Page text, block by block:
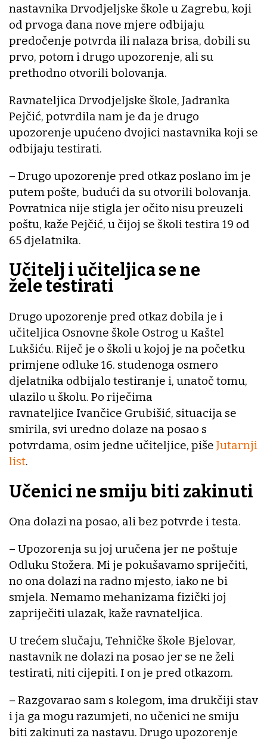
nastavnika Drvodjeljske škole u Zagrebu, koji
od prvoga dana nove mjere odbijaju
predočenje potvrda ili nalaza brisa, dobili su
prvo, potom i drugo upozorenje, ali su
prethodno otvorili bolovanja.
Ravnateljica Drvodjeljske škole, Jadranka
Pejčić, potvrdila nam je da je drugo
upozorenje upućeno dvojici nastavnika koji se
odbijaju testirati.
– Drugo upozorenje pred otkaz poslano im je
putem pošte, budući da su otvorili bolovanja.
Povratnica nije stigla jer očito nisu preuzeli
poštu, kaže Pejčić, u čijoj se školi testira 19 od
65 djelatnika.
Učitelj i učiteljica se ne
žele testirati
Drugo upozorenje pred otkaz dobila je i
učiteljica Osnovne škole Ostrog u Kaštel
Lukšiću. Riječ je o školi u kojoj je na početku
primjene odluke 16. studenoga osmero
djelatnika odbijalo testiranje i, unatoč tomu,
ulazilo u školu. Po riječima
ravnateljice Ivančice Grubišić, situacija se
smirila, svi uredno dolaze na posao s
potvrdama, osim jedne učiteljice, piše Jutarnji
list.
Učenici ne smiju biti zakinuti
Ona dolazi na posao, ali bez potvrde i testa.
– Upozorenja su joj uručena jer ne poštuje
Odluku Stožera. Mi je pokušavamo spriječiti,
no ona dolazi na radno mjesto, iako ne bi
smjela. Nemamo mehanizama fizički joj
zapriječiti ulazak, kaže ravnateljica.
U trećem slučaju, Tehničke škole Bjelovar,
nastavnik ne dolazi na posao jer se ne želi
testirati, niti cijepiti. I on je pred otkazom.
– Razgovarao sam s kolegom, ima drukčiji stav
i ja ga mogu razumjeti, no učenici ne smiju
biti zakinuti za nastavu. Drugo upozorenje